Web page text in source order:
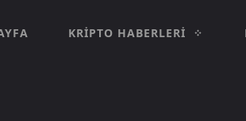
KRIPTO HABERLERI